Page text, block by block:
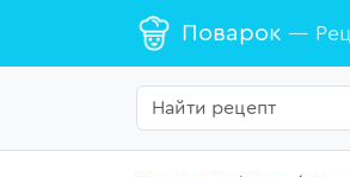
Поварок —